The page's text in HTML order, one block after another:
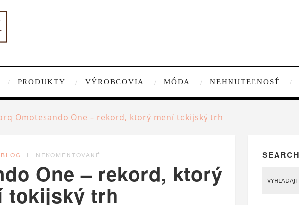
PRODUKTY VÝROBCOVIA MÓDA NEHNUTEĽNOSŤ
Omotesando One – rekord, ktorý mení tokijský trh
NEKOMENTOVANÉ
One – rekord, ktorý
tokijský trh
SEARCH